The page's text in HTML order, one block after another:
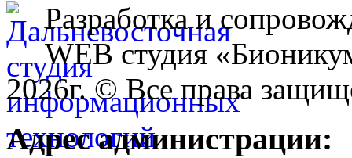
Разработка и
WEB студия
2026г. © Все права
Адрес администрации: